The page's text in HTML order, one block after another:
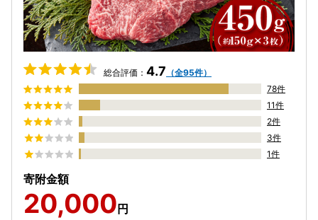
総合評価： 4.7 （全95件）
78件
11件
2件
3件
1件
寄附金額
20,000 円